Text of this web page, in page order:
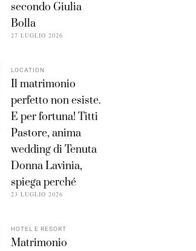
secondo Giulia
Bolla
27 LUGLIO 2026
LOCATION
Il matrimonio
perfetto non esiste.
E per fortuna! Titti
Pastore, anima
wedding di Tenuta
Donna Lavinia,
spiega perché
23 LUGLIO 2026
HOTEL E RESORT
Matrimonio